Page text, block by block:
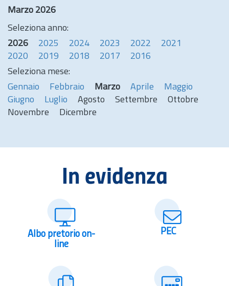
Marzo 2026
Seleziona anno:
2026
2025 2024 2023 2022
2021
2020
2019 2018 2017
2016
Seleziona mese:
Gennaio
Febbraio Marzo Aprile
Maggio
Giugno
Luglio Agosto Settembre
Ottobre
Novembre
Dicembre
In evidenza
Albo pretorio on-
line
PEC